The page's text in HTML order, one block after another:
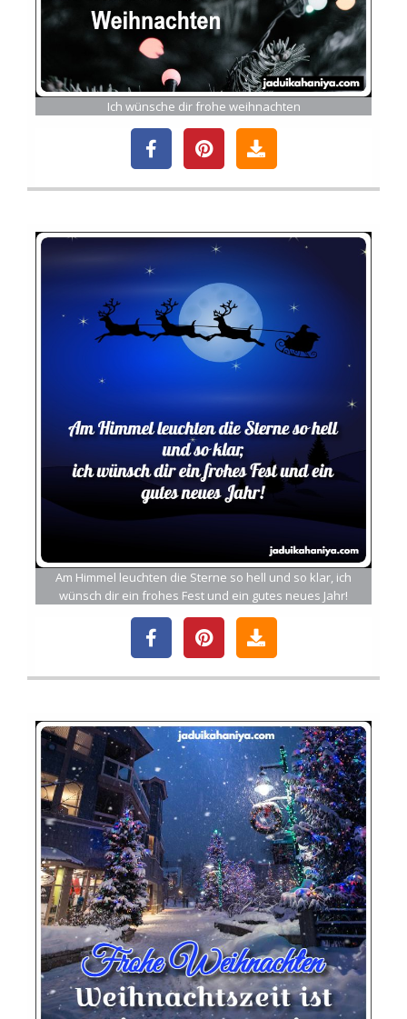
Ich wünsche dir frohe weihnachten
Am Himmel leuchten die Sterne so hell und so klar, ich
wünsch dir ein frohes Fest und ein gutes neues Jahr!